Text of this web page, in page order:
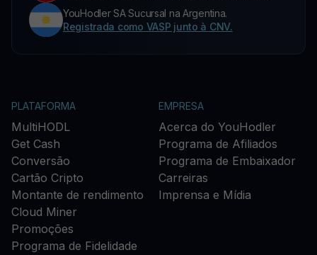
YouHodler SA Sucursal na Argentina.
Registrada como VASP junto à CNV.
PLATAFORMA
MultiHODL
Get Cash
Conversão
Cartão Cripto
Montante de rendimento
Cloud Miner
Promoções
Programa de Fidelidade
EMPRESA
Acerca do YouHodler
Programa de Afiliados
Programa de Embaixador
Carreiras
Imprensa e Mídia